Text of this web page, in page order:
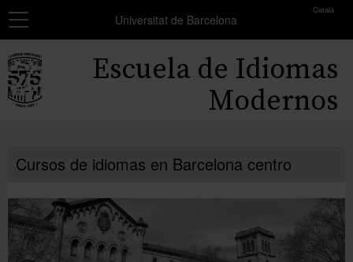
MATRÍCULA
de
los
grupos
seleccionados
has
ningún
grupo.
Añadir más grupos
Navegación Universitat de Barcelona
toolbar
Català
Escuela de Idiomas
Modernos
Inicio
Becas
Conócenos
Cursos de idiomas en Barcelona centro